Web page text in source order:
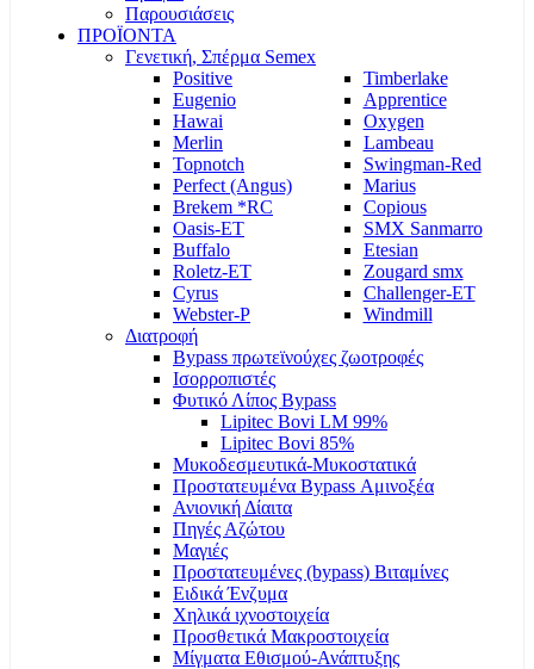
Παρουσιάσεις
ΠΡΟΪΟΝΤΑ
Γενετική, Σπέρμα Semex
Positive
Eugenio
Hawai
Merlin
Topnotch
Perfect (Angus)
Brekem *RC
Oasis-ET
Buffalo
Roletz-ET
Cyrus
Webster-P
Timberlake
Apprentice
Oxygen
Lambeau
Swingman-Red
Marius
Copious
SMX Sanmarro
Etesian
Zougard smx
Challenger-ET
Windmill
Διατροφή
Bypass πρωτεϊνούχες ζωοτροφές
Ισορροπιστές
Φυτικό Λίπος Bypass
Lipitec Bovi LM 99%
Lipitec Bovi 85%
Μυκοδεσμευτικά-Μυκοστατικά
Προστατευμένα Bypass Αμινοξέα
Ανιονική Δίαιτα
Πηγές Αζώτου
Μαγιές
Προστατευμένες (bypass) Βιταμίνες
Ειδικά Ένζυμα
Χηλικά ιχνοστοιχεία
Προσθετικά Μακροστοιχεία
Μίγματα Εθισμού-Ανάπτυξης